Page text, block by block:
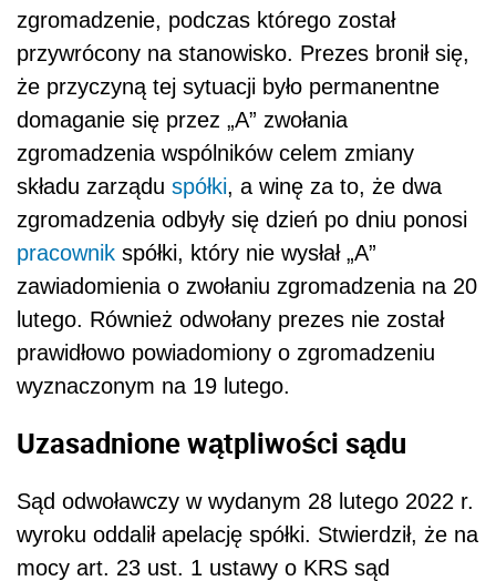
zgromadzenie, podczas którego został
przywrócony na stanowisko. Prezes bronił się,
że przyczyną tej sytuacji było permanentne
domaganie się przez „A” zwołania
zgromadzenia wspólników celem zmiany
składu zarządu spółki, a winę za to, że dwa
zgromadzenia odbyły się dzień po dniu ponosi
pracownik spółki, który nie wysłał „A”
zawiadomienia o zwołaniu zgromadzenia na 20
lutego. Również odwołany prezes nie został
prawidłowo powiadomiony o zgromadzeniu
wyznaczonym na 19 lutego.
Uzasadnione wątpliwości sądu
Sąd odwoławczy w wydanym 28 lutego 2022 r.
wyroku oddalił apelację spółki. Stwierdził, że na
mocy art. 23 ust. 1 ustawy o KRS sąd